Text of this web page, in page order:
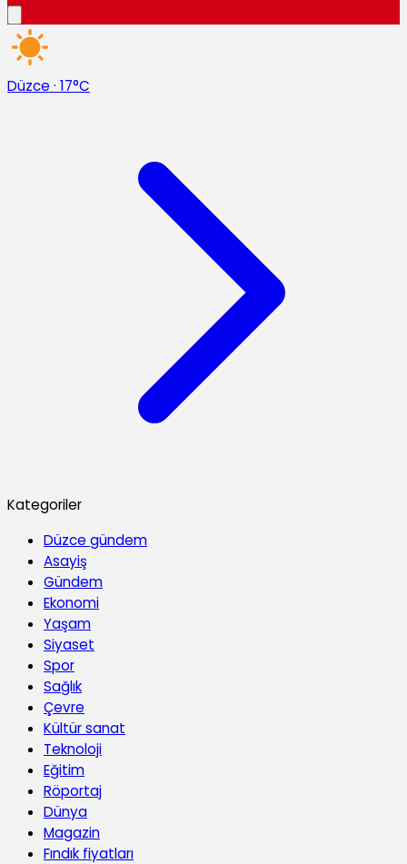
Düzce · 17°C
Kategoriler
Düzce gündem
Asayiş
Gündem
Ekonomi
Yaşam
Siyaset
Spor
Sağlık
Çevre
Kültür sanat
Teknoloji
Eğitim
Röportaj
Dünya
Magazin
Fındık fiyatları